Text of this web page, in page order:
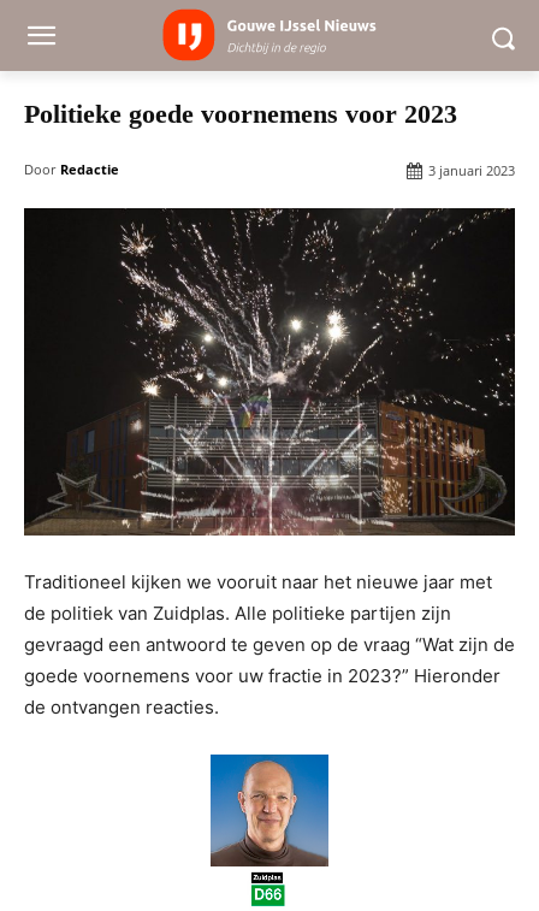
Politieke goede voornemens voor 2023
Door Redactie 3 januari 2023
Traditioneel kijken we vooruit naar het nieuwe jaar met
de politiek van Zuidplas. Alle politieke partijen zijn
gevraagd een antwoord te geven op de vraag “Wat zijn de
goede voornemens voor uw fractie in 2023?” Hieronder
de ontvangen reacties.